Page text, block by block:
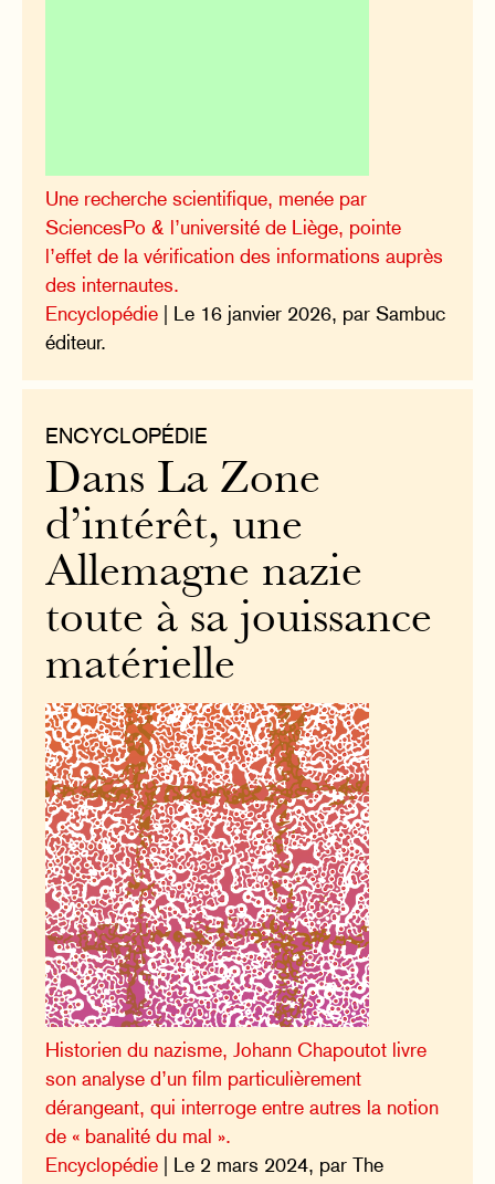
Une recherche scientifique, menée par
SciencesPo & l’université de Liège, pointe
l’effet de la vérification des informations auprès
des internautes.
Encyclopédie | Le 16 janvier 2026, par Sambuc
éditeur.
ENCYCLOPÉDIE
Dans La Zone
d’intérêt, une
Allemagne nazie
toute à sa jouissance
matérielle
Historien du nazisme, Johann Chapoutot livre
son analyse d’un film particulièrement
dérangeant, qui interroge entre autres la notion
de « banalité du mal ».
Encyclopédie | Le 2 mars 2024, par The